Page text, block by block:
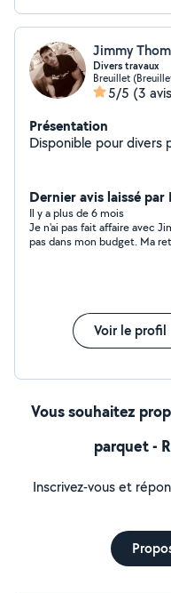
Jimmy
Divers travaux
Breuillet
5/5 (3
Présentation
Disponible pour divers
Dernier avis laissé
Il y a plus de 6 mois
Je n'ai pas fait affaire avec
pas dans mon budget. Ma
Voir le profil
Vous souhaitez
parquet -
Inscrivez-vous et